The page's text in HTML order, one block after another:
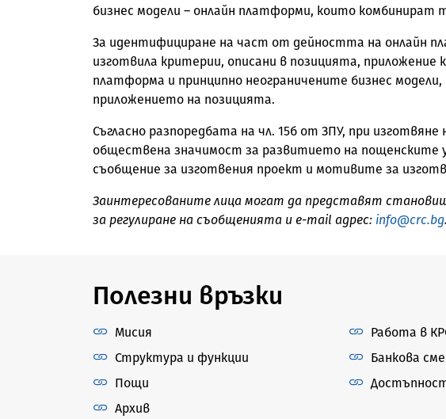
бизнес модели – онлайн платформи, които комбинират
За идентифициране на част от дейността на онлайн
изготвила критерии, описани в позицията,
платформа и принципно неограничените бизнес
приложението на позицията.
Съгласно разпоредбата на чл. 15б от ЗПУ, при
обществена значимост за развитието на пощенските
съобщение за изготвения проект и мотивите за
Заинтересованите лица могат да представят
за регулиране на съобщенията и e-mail адрес: info@crc.bg.
Полезни връзки
Мисия
Структура и функции
Пощи
Архив
Работа в
Банкова